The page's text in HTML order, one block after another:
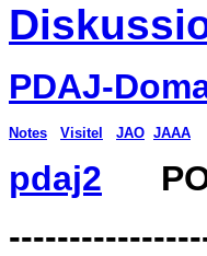
PDAJ-
Notes Visitel JAO JAAA
pdaj2